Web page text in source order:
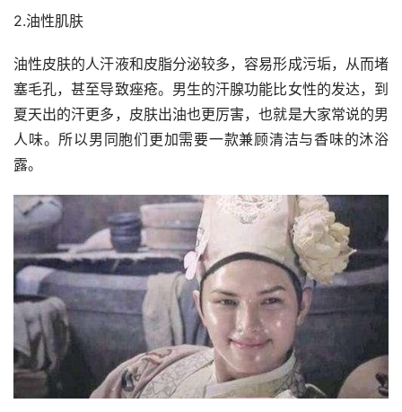
2.油性肌肤
油性皮肤的人汗液和皮脂分泌较多，容易形成污垢，从而堵
塞毛孔，甚至导致痤疮。男生的汗腺功能比女性的发达，到
夏天出的汗更多，皮肤出油也更厉害，也就是大家常说的男
人味。所以男同胞们更加需要一款兼顾清洁与香味的沐浴
露。